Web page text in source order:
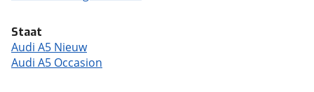
Staat
Audi A5 Nieuw
Audi A5 Occasion